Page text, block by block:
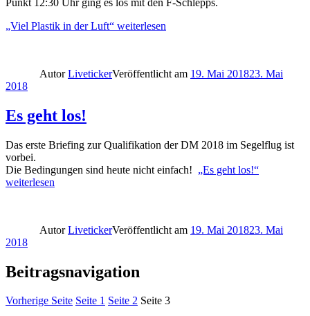
„Viel Plastik in der Luft“ weiterlesen
AutorLivetickerVeröffentlicht am 19. Mai 201823. Mai
2018
Es geht los!
Das erste Briefing zur Qualifikation der DM 2018 im Segelflug ist
vorbei.
Die Bedingungen sind heute nicht einfach! „Es geht los!“
weiterlesen
AutorLivetickerVeröffentlicht am 19. Mai 201823. Mai
2018
Beitragsnavigation
Vorherige Seite Seite 1 Seite 2 Seite 3